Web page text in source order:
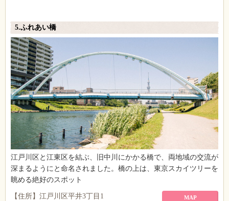
5.ふれあい橋
江戸川区と江東区を結ぶ、旧中川にかかる橋で、両地域の交流が
深まるようにと命名されました。橋の上は、東京スカイツリーを
眺める絶好のスポット
【住所】江戸川区平井3丁目1 MAP